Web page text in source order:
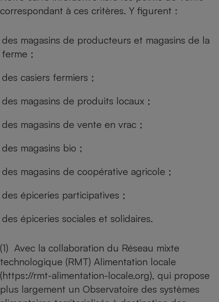
correspondant à ces critères. Y figurent :
des magasins de producteurs et magasins de la
ferme ;
des casiers fermiers ;
des magasins de produits locaux ;
des magasins de vente en vrac ;
des magasins bio ;
des magasins de coopérative agricole ;
des épiceries participatives ;
des épiceries sociales et solidaires.
(1) Avec la collaboration du Réseau mixte
technologique (RMT) Alimentation locale
(https://rmt-alimentation-locale.org), qui propose
plus largement un Observatoire des systèmes